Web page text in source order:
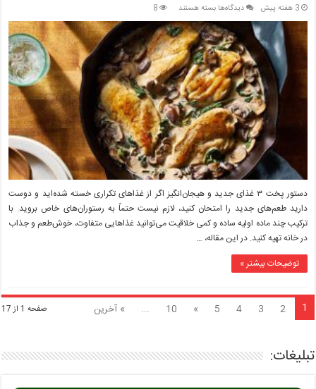
3 هفته پیش دیدگاه‌هابرای
دستور
پخت
۳
غذای
جدید
و
هیجان‌انگیز
بسته هستند 8
دستور پخت ۳ غذای جدید و هیجان‌انگیز اگر از غذاهای تکراری خسته شده‌اید و دوست
دارید طعم‌های جدید را امتحان کنید، لازم نیست حتماً به رستوران‌های خاص بروید. با
ترکیب چند ماده اولیه ساده و کمی خلاقیت می‌توانید غذاهایی متفاوت، خوش‌طعم و جذاب
در خانه تهیه کنید. در این مقاله، …
توضیحات بیشتر »
صفحه 1 از 17 1
2
3
4
5
»
10
... » آخرین
تبلیغات: